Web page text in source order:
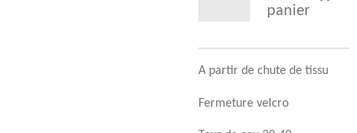
panier
A partir de chute de tissu
Fermeture velcro